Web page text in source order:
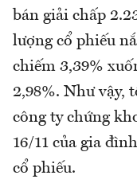
bán giải chấp
lượng cổ phiếu
chiếm 3,39%
2,98%. Như vậy,
công ty chứng
16/11 của gia
cổ phiếu.